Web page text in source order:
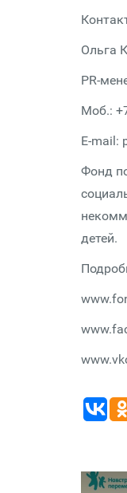
Ольга
PR-
Моб.:
E-mail:
Фонд
детей.